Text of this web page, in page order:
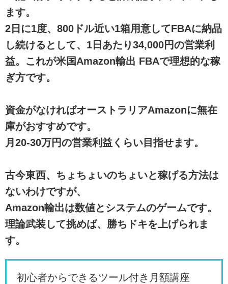
ます。
2日に1度、800ドル近い1箱用意してFBAに納品
し続けるとして、1日あたり34,000円の営業利
益。これが米国Amazon輸出 FBAで理想的な稼
ぎ方です。
資金がなければオーストラリアAmazonに無在
庫がおすすめです。
月20-30万円の営業利益くらい目指せます。
古今東西、ちょちょいのちょいと稼げる方法は
ないわけですが、
Amazon輸出は数値とシステムのゲームです。
理論武装して挑めば、勝ちドキを上げられま
す。
初心者からできるツール付き月額講座